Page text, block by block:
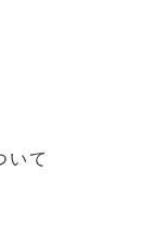
いて